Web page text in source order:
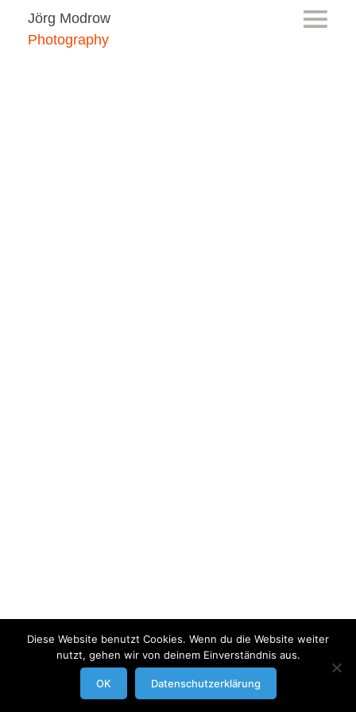
Jörg Modrow
Photography
modrowgrafie.de © 2023 | Impressum/Datenschutzerklaerung
Businessportraits
Diese Website benutzt Cookies. Wenn du die Website weiter
nutzt, gehen wir von deinem Einverständnis aus.
OK Datenschutzerklärung